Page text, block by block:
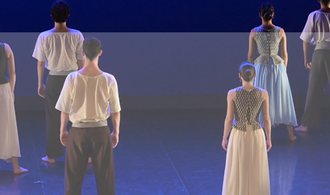
ZUZENDARITZA